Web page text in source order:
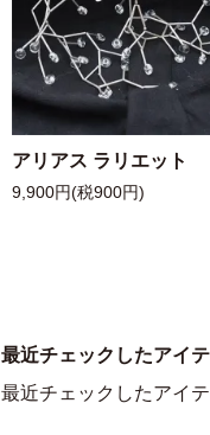
アリアス ラリエット
9,900円(税900円)
最近チェックしたアイ
最近チェックしたアイ